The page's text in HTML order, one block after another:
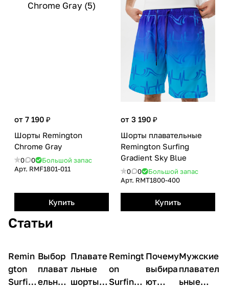
от 7 190 ₽
Шорты Remington
Сhrome Gray
0 0
Большой запас
Арт. RMF1801-011
Купить
от 3 190 ₽
Шорты плавательные
Remington Surfing
Gradient Sky Blue
0 0
Большой запас
Арт. RMТ1800-400
Купить
Статьи
О
товарах
Remin
gton
Surfin
О
товарах
Выбор
плават
ельных
О
товарах
Плавате
льные
шорты
О
товарах
Remingt
on
Surfing
О
товарах
Почему
выбира
ют
О
товарах
Мужские
плавател
ьные